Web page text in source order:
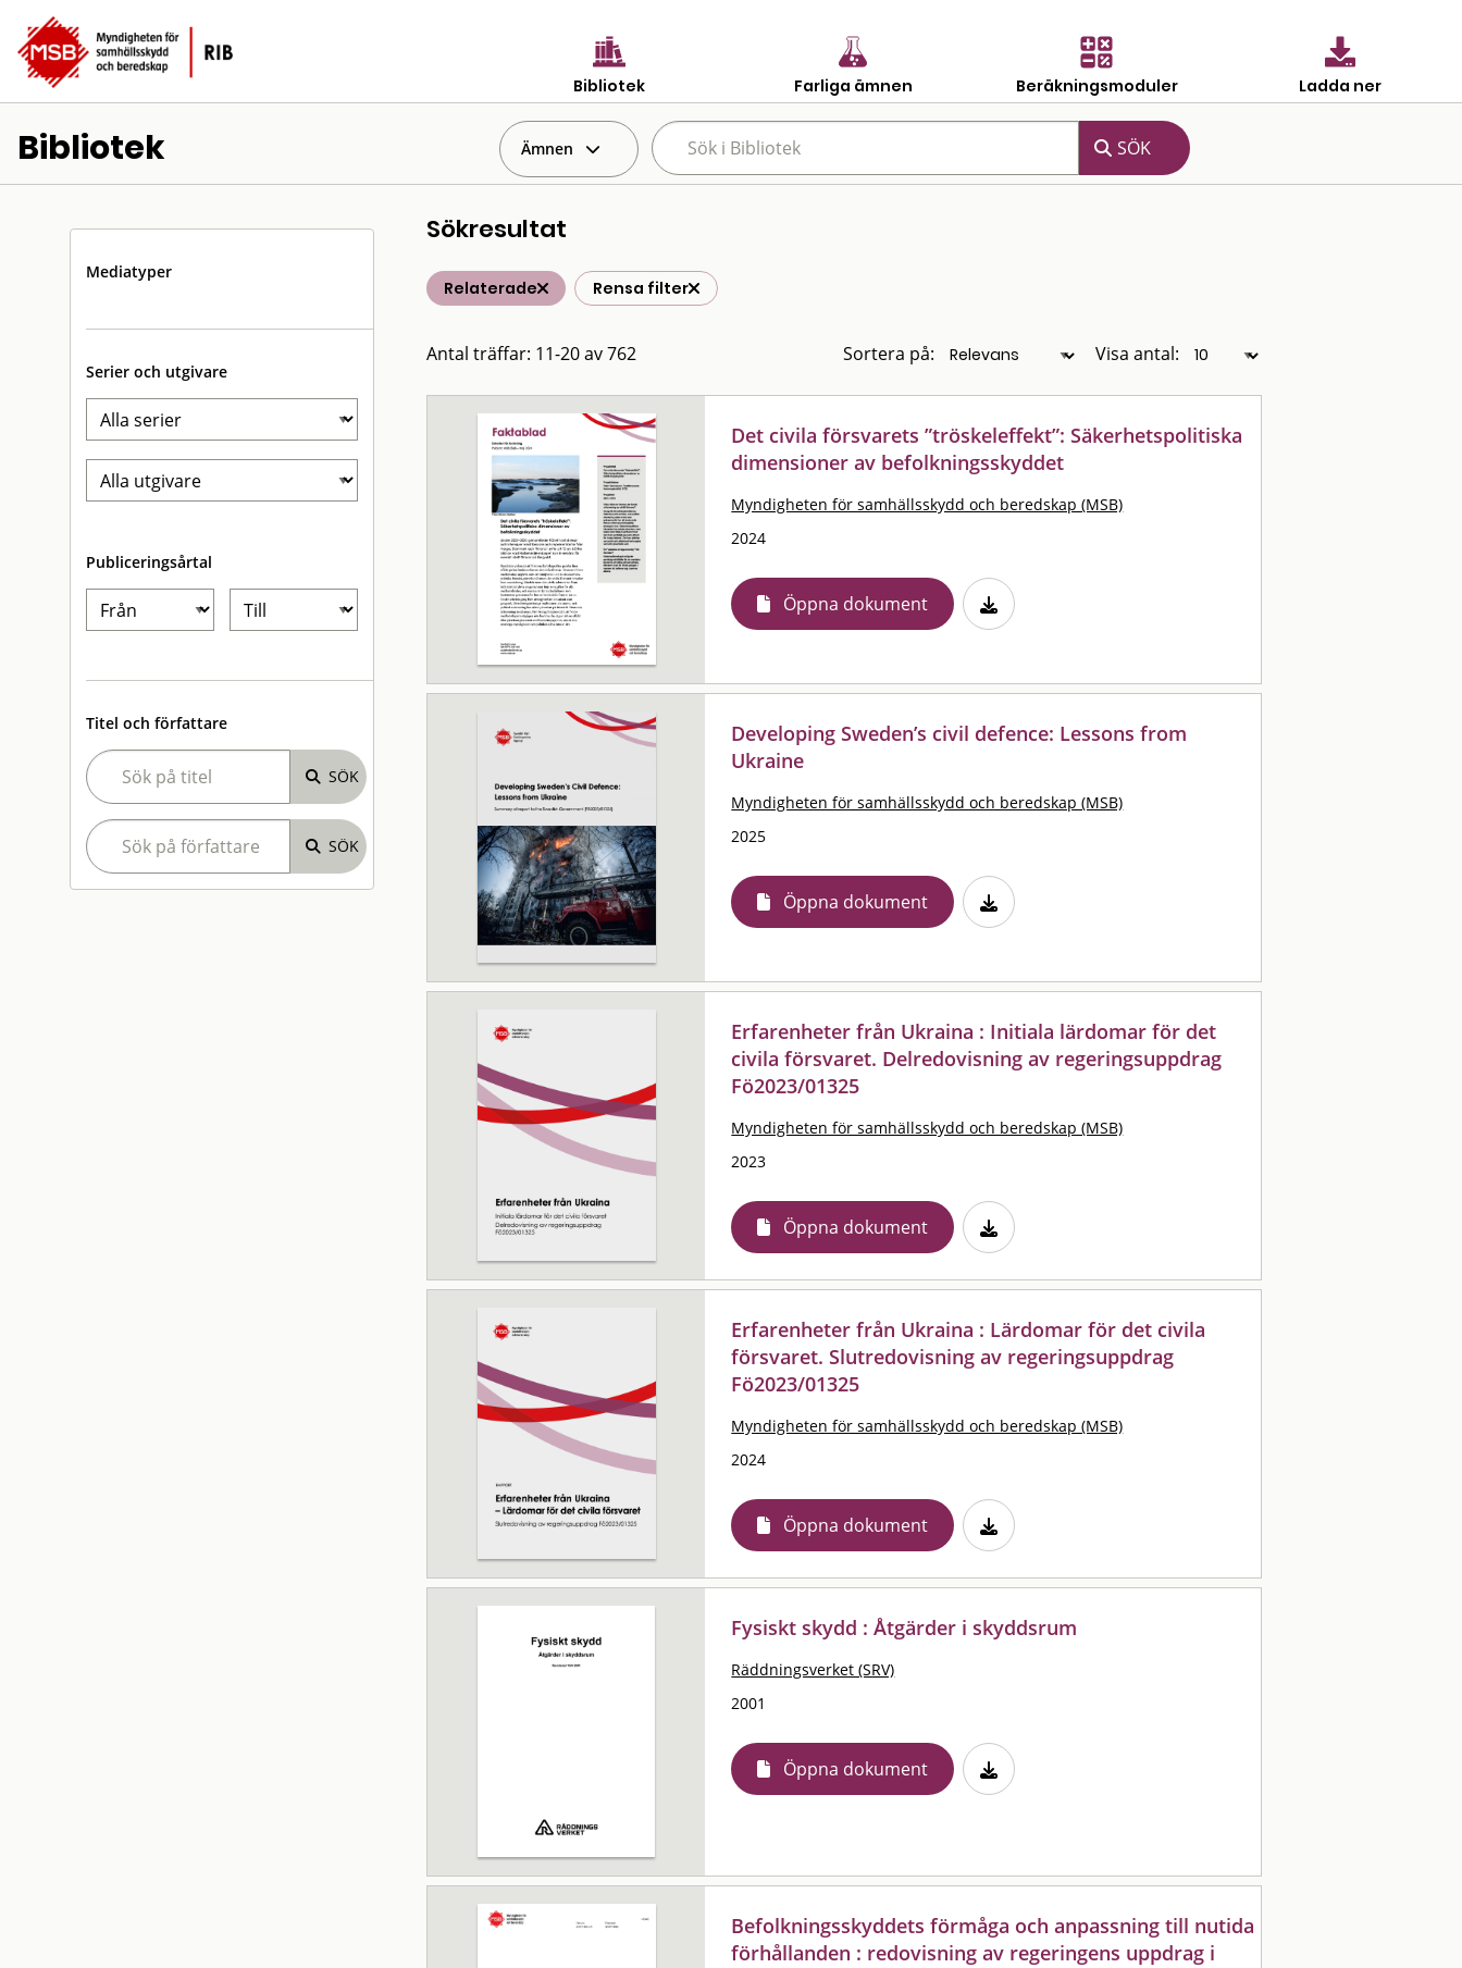
Bibliotek Farliga ämnen Beräkningsmoduler Ladda ner
Bibliotek Ämnen
Mediatyper
Serier och utgivare
Publiceringsårtal
Titel och författare
Sökresultat
Relaterade Rensa filter
Antal träffar: 11-20 av 762 Sortera på: Visa antal:
Det civila försvarets ”tröskeleffekt”: Säkerhetspolitiska
dimensioner av befolkningsskyddet
Myndigheten för samhällsskydd och beredskap (MSB)
2024
Öppna dokument
Developing Sweden’s civil defence: Lessons from
Ukraine
Myndigheten för samhällsskydd och beredskap (MSB)
2025
Öppna dokument
Erfarenheter från Ukraina : Initiala lärdomar för det
civila försvaret. Delredovisning av regeringsuppdrag
Fö2023/01325
Myndigheten för samhällsskydd och beredskap (MSB)
2023
Öppna dokument
Erfarenheter från Ukraina : Lärdomar för det civila
försvaret. Slutredovisning av regeringsuppdrag
Fö2023/01325
Myndigheten för samhällsskydd och beredskap (MSB)
2024
Öppna dokument
Fysiskt skydd : Åtgärder i skyddsrum
Räddningsverket (SRV)
2001
Öppna dokument
Befolkningsskyddets förmåga och anpassning till nutida
förhållanden : redovisning av regeringens uppdrag i